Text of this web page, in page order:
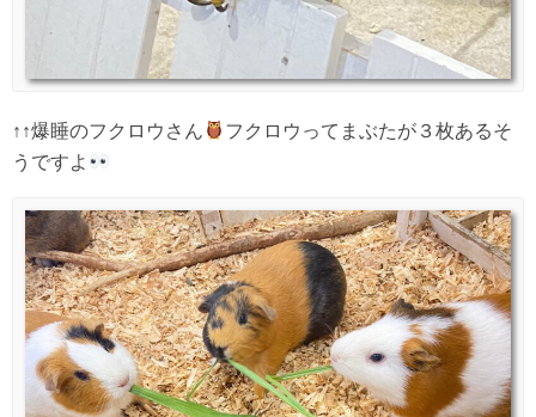
↑↑爆睡のフクロウさん
フクロウってまぶたが３枚あるそ
うですよ